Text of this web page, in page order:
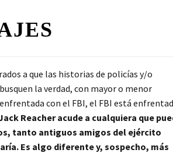
a que las historias de policías y/o
la verdad, con mayor o menor
con el FBI, el FBI está
Reacher acude a cualquiera que
tanto antiguos amigos del ejército
Es algo diferente y, sospecho, más